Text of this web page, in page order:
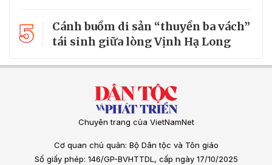
5
Cánh buồm di sản “thuyền ba vách”
tái sinh giữa lòng Vịnh Hạ Long
Chuyên trang của VietNamNet
Cơ quan chủ quản: Bộ Dân tộc và Tôn giáo
Số giấy phép: 146/GP-BVHTTDL, cấp ngày 17/10/2025